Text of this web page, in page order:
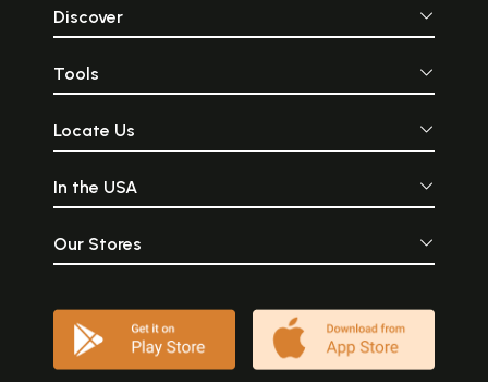
Discover
Tools
Locate Us
In the USA
Our Stores